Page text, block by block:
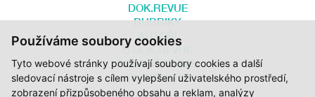
Používáme soubory cookies
Tyto webové stránky používají soubory cookies a další
sledovací nástroje s cílem vylepšení uživatelského prostředí,
zobrazení přizpůsobeného obsahu a reklam, analýzy
DOK.REVUE
RUBRIKY
AUTOŘI
O DOK.REVUE
PODPOŘTE NÁS
KONTAKTY